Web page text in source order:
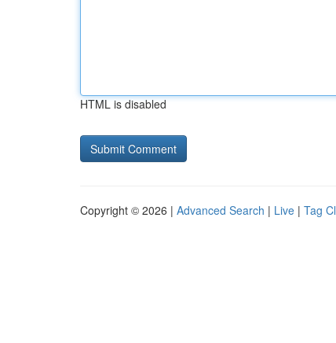
HTML is disabled
Copyright © 2026 | Advanced Search | Live | Tag